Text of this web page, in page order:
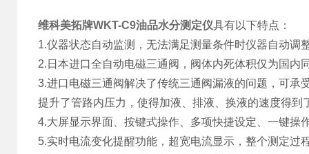
维科美拓牌WKT-C9油品水分测定仪具有以下特点：
1.仪器状态自动监测，无法满足测量条件时仪器自动调
2.日本进口全自动电磁三通阀，阀体内死体积仅为国内
3.进口电磁三通阀解决了传统三通阀漏液的问题，可
提升了管路内压力，使得加液、排液、换液的速度得到
4.大屏显示界面、按键式操作、多项快捷设定、一键操
5.实时电流变化提醒功能，超宽电流显示，整个测定过